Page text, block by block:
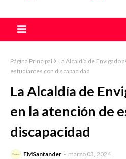
Página Principal
La Alcaldía de Envigado
estudiantes con discapacidad
La Alcaldía de
en la atención de
discapacidad
FMSantander marzo 03, 2024